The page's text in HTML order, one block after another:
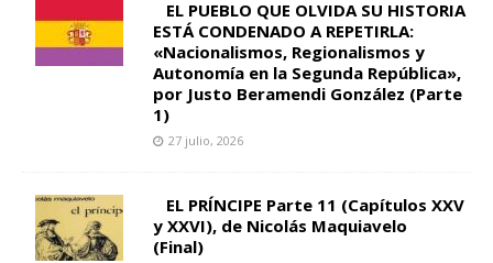
EL PUEBLO QUE OLVIDA SU HISTORIA
ESTÁ CONDENADO A REPETIRLA:
«Nacionalismos, Regionalismos y
Autonomía en la Segunda República»,
por Justo Beramendi González (Parte
1)
27 julio, 2026
EL PRÍNCIPE Parte 11 (Capítulos XXV
y XXVI), de Nicolás Maquiavelo
(Final)